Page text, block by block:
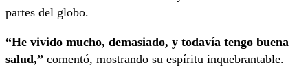
partes del globo.
“He vivido mucho, demasiado, y todavía tengo buena
salud,” comentó, mostrando su espíritu inquebrantable.